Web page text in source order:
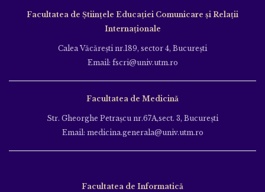
Facultatea de Ştiinţele Educației Comunicare și Relații
Internaționale
Calea Văcăreşti nr.189, sector 4, Bucureşti
Email: fscri@univ.utm.ro
Facultatea de Medicină
Str. Gheorghe Petraşcu nr.67A,sect. 3, Bucureşti
Email: medicina.generala@univ.utm.ro
Facultatea de Informatică